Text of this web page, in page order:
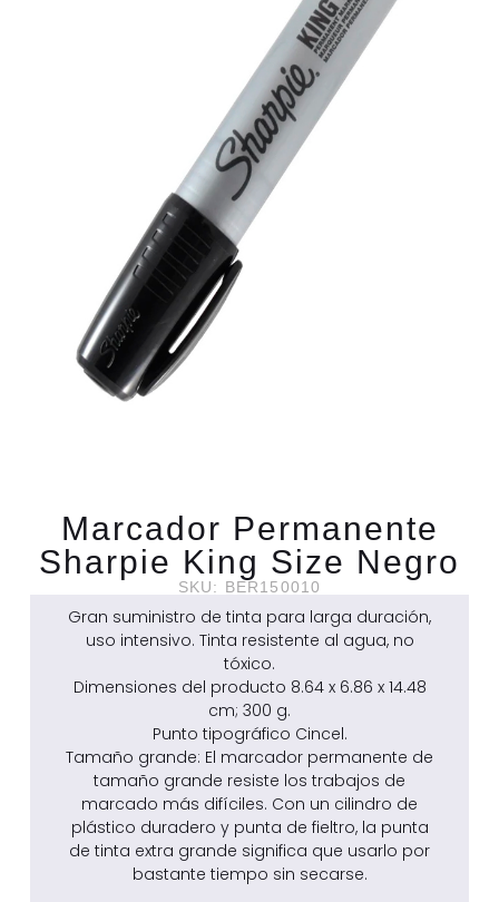
Marcador Permanente
Sharpie King Size Negro
SKU: BER150010
Gran suministro de tinta para larga duración,
uso intensivo. Tinta resistente al agua, no
tóxico.
Dimensiones del producto 8.64 x 6.86 x 14.48
cm; 300 g.
Punto tipográfico ‎Cincel.
Tamaño grande: El marcador permanente de
tamaño grande resiste los trabajos de
marcado más difíciles. Con un cilindro de
plástico duradero y punta de fieltro, la punta
de tinta extra grande significa que usarlo por
bastante tiempo sin secarse.